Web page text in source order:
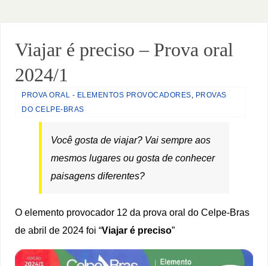
Viajar é preciso – Prova oral
2024/1
PROVA ORAL - ELEMENTOS PROVOCADORES, PROVAS
DO CELPE-BRAS
Você gosta de viajar? Vai sempre aos
mesmos lugares ou gosta de conhecer
paisagens diferentes?
O elemento provocador 12 da prova oral do Celpe-Bras
de abril de 2024 foi “Viajar é preciso”